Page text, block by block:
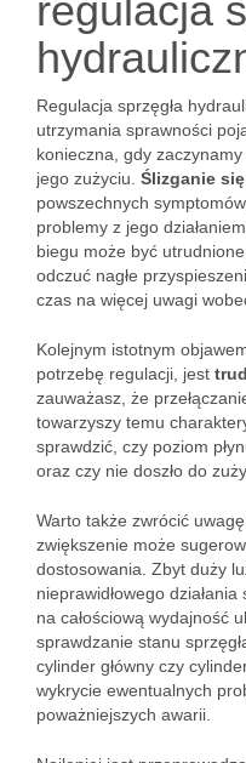
regulacja
Regulacja sprzęgła
utrzymania sprawności
konieczna, gdy
jego zużyciu. Ślizganie się
powszechnych
problemy z jego
biegu może być
odczuć nagłe
czas na więcej uwagi
Kolejnym istotnym
potrzebę regulacji, jest
zauważasz, że
towarzyszy temu
sprawdzić, czy poziom
oraz czy nie doszło do
Warto także zwrócić
zwiększenie może
dostosowania. Zbyt duży
nieprawidłowego
na całościową wydajność
sprawdzanie stanu
cylinder główny czy
wykrycie ewentualnych
poważniejszych awarii.